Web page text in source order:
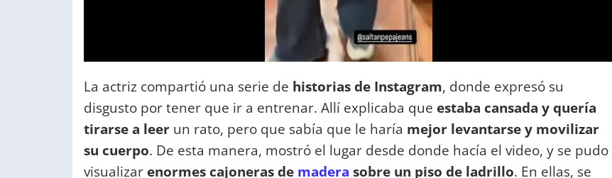
La actriz compartió una serie de historias de Instagram, donde expresó su
disgusto por tener que ir a entrenar. Allí explicaba que estaba cansada y quería
tirarse a leer un rato, pero que sabía que le haría mejor levantarse y movilizar
su cuerpo. De esta manera, mostró el lugar desde donde hacía el video, y se pudo
visualizar enormes cajoneras de madera sobre un piso de ladrillo. En ellas, se